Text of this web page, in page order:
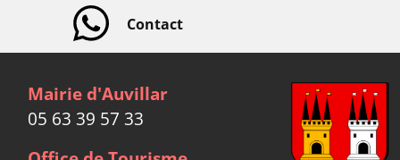
Contact
Mairie d'Auvillar
05 63 39 57 33